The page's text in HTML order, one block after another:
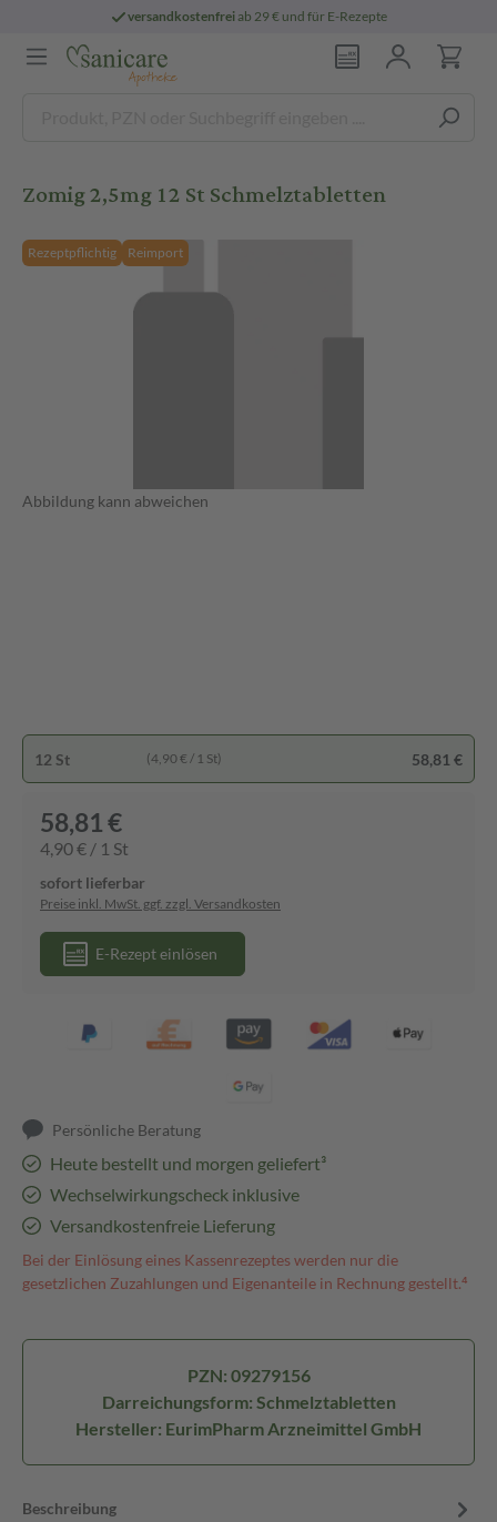
versandkostenfreiab 29 € und für E-Rezepte
Zomig 2,5mg 12 St Schmelztabletten
Rezeptpflichtig Reimport
Abbildung kann abweichen
12 St (4,90 € / 1 St) 58,81 €
58,81 €
4,90 € / 1 St
sofort lieferbar
Preise inkl. MwSt. ggf. zzgl. Versandkosten
E-Rezept einlösen
Persönliche Beratung
Heute bestellt und morgen geliefert³
Wechselwirkungscheck inklusive
Versandkostenfreie Lieferung
Bei der Einlösung eines Kassenrezeptes werden nur die
gesetzlichen Zuzahlungen und Eigenanteile in Rechnung gestellt.⁴
PZN: 09279156
Darreichungsform: Schmelztabletten
Hersteller: EurimPharm Arzneimittel GmbH
Beschreibung